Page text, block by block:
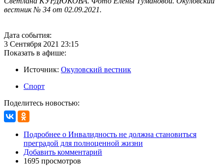
вестник № 34 от 02.09.2021.
Дата события:
3 Сентября 2021 23:15
Показать в афише:
Источник: Окуловский вестник
Спорт
Поделитесь новостью:
Подробнее о Инвалидность не должна становиться
преградой для полноценной жизни
Добавить комментарий
1695 просмотров